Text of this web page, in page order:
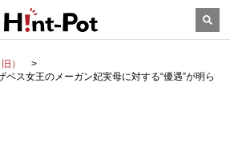
）
ス女王のメーガン妃実母に対する“優遇”が明ら